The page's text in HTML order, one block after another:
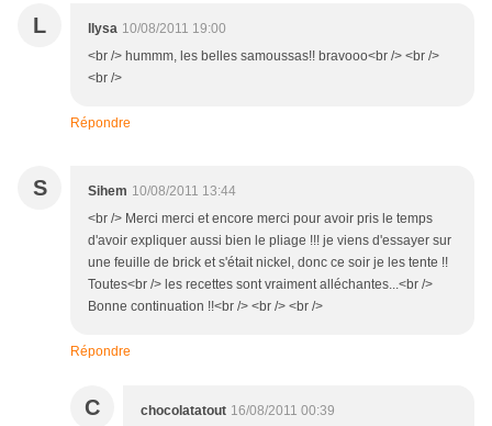
L llysa 10/08/2011 19:00
<br /> hummm, les belles samoussas!! bravooo<br /> <br />
<br />
Répondre
S Sihem 10/08/2011 13:44
<br /> Merci merci et encore merci pour avoir pris le temps
d'avoir expliquer aussi bien le pliage !!! je viens d'essayer sur
une feuille de brick et s'était nickel, donc ce soir je les tente !!
Toutes<br /> les recettes sont vraiment alléchantes...<br />
Bonne continuation !!<br /> <br /> <br />
Répondre
C chocolatatout 16/08/2011 00:39